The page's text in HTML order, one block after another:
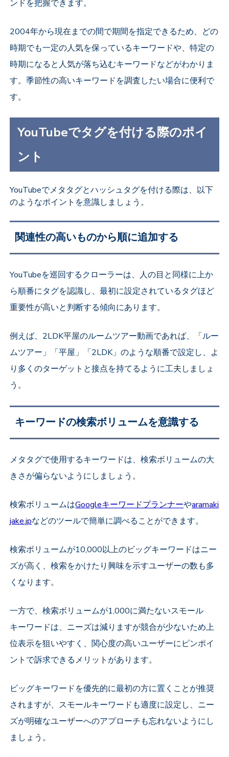
ンドを把握できます。
2004年から現在までの間で期間を指定できるため、どの
時期でも一定の人気を保っているキーワードや、特定の
時期になると人気が落ち込むキーワードなどがわかりま
す。季節性の高いキーワードを調査したい場合に便利で
す。
YouTubeでタグを付ける際のポイ
ント
YouTubeでメタタグとハッシュタグを付ける際は、以下
のようなポイントを意識しましょう。
関連性の高いものから順に追加する
YouTubeを巡回するクローラーは、人の目と同様に上か
ら順番にタグを認識し、最初に設定されているタグほど
重要性が高いと判断する傾向にあります。
例えば、2LDK平屋のルームツアー動画であれば、「ルー
ムツアー」「平屋」「2LDK」のような順番で設定し、よ
り多くのターゲットと接点を持てるように工夫しましょ
う。
キーワードの検索ボリュームを意識する
メタタグで使用するキーワードは、検索ボリュームの大
きさが偏らないようにしましょう。
検索ボリュームはGoogleキーワードプランナーやaramaki
jake.jpなどのツールで簡単に調べることができます。
検索ボリュームが10,000以上のビッグキーワードはニー
ズが高く、検索をかけたり興味を示すユーザーの数も多
くなります。
一方で、検索ボリュームが1,000に満たないスモール
キーワードは、ニーズは減りますが競合が少ないため上
位表示を狙いやすく、関心度の高いユーザーにピンポイ
ントで訴求できるメリットがあります。
ビッグキーワードを優先的に最初の方に置くことが推奨
されますが、スモールキーワードも適度に設定し、ニー
ズが明確なユーザーへのアプローチも忘れないようにし
ましょう。